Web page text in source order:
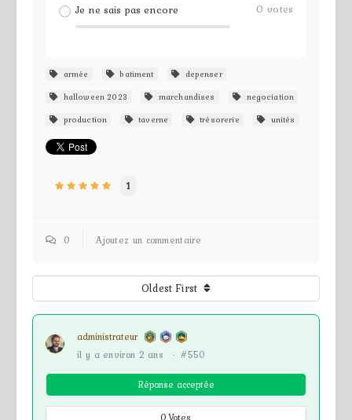
Je ne sais pas encore 0 votes
armée batiment
depenser
halloween 2023
marchandises
negociation
production
taverne trésorerie unités
1
0 Ajoutez un commentaire
Oldest First
administrateur
il y a environ 2 ans
· #550
Réponse acceptée